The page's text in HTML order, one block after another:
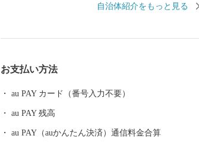
もトップクラスの水揚量を誇る伊勢えびやさざえ、あ
じですので鮮度抜群の商品をお送りできます。 豊富な
杷などもあります。 皆様からいただいたご寄附は、
子ども医療費助成や、自然環境を保護する事業などに
自治体紹介をもっと見る
お支払い方法
au PAY カード（番号入力不要）
au PAY 残高
au PAY（auかんたん決済）通信料金合算